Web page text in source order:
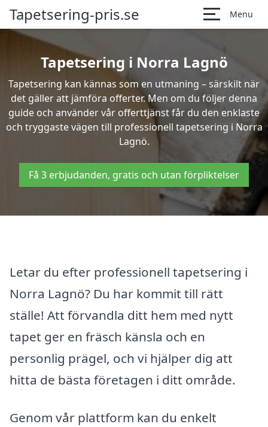
Tapetsering-pris.se Menu
Tapetsering i Norra Lagnö
Tapetsering kan kännas som en utmaning – särskilt när
det gäller att jämföra offerter. Men om du följer denna
guide och använder vår offerttjänst får du den enklaste
och tryggaste vägen till professionell tapetsering i Norra
Lagnö.
Få 3 erbjudanden, gratis och utan förpliktelser
Letar du efter professionell tapetsering i
Norra Lagnö? Du har kommit till rätt
ställe! Att förvandla ditt hem med nytt
tapet ger en fräsch känsla och en
personlig prägel, och vi hjälper dig att
hitta de bästa företagen i ditt område.
Genom vår plattform kan du enkelt